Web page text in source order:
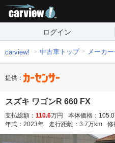
ログイン
carview! 中古車トップ メーカ
提供：
スズキ ワゴンR 660 FX
支払総額： 110.6万円 本体価格： 105.0
年式： 2023年 走行距離： 3.7万km 修